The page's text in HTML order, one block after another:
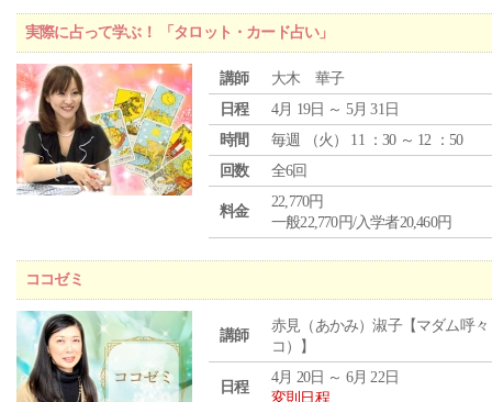
実際に占って学ぶ！ 「タロット・カード占い」
講師
大木 華子
日程
4月 19日 ～ 5月 31日
時間
毎週 （火 ） 11 ：30 ～ 12 ：50
回数
全6回
料金
22,770円
一般22,770円/入学者20,460円
ココゼミ
講師
赤見（あかみ）淑子【マダム呼々
コ）】
日程
4月 20日 ～ 6月 22日
変則日程